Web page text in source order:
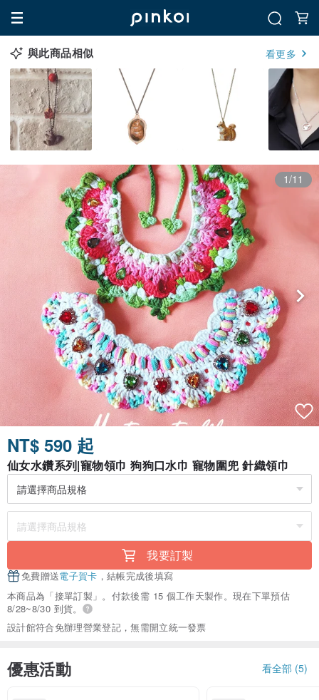
與此商品相似 看更多
1/11
NT$ 590 起
仙女水鑽系列|寵物領巾 狗狗口水巾 寵物圍兜 針織領巾
我要訂製
免費贈送電子賀卡 ，結帳完成後填寫
本商品為「接單訂製」。付款後需 15 個工作天製作。現在下單預估
8/28~8/30 到貨。
設計館符合免辦理營業登記，無需開立統一發票
優惠活動 看全部 (5)